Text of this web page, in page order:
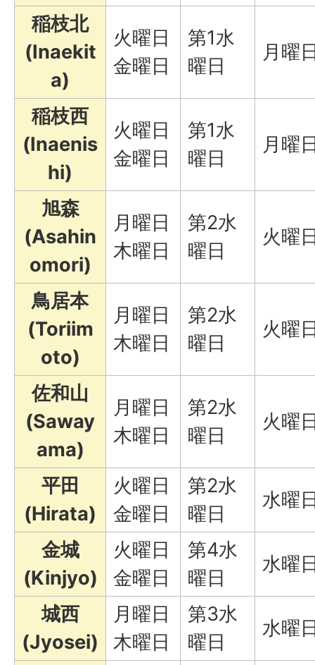
稲枝北
(Inaekit
a)
火曜日
金曜日
第1水
曜日
月曜
稲枝西
(Inaenis
hi)
火曜日
金曜日
第1水
曜日
月曜
旭森
(Asahin
omori)
月曜日
木曜日
第2水
曜日
火曜
鳥居本
(Toriim
oto)
月曜日
木曜日
第2水
曜日
火曜
佐和山
(Saway
ama)
月曜日
木曜日
第2水
曜日
火曜
平田
(Hirata)
火曜日
金曜日
第2水
曜日
水曜
金城
(Kinjyo)
火曜日
金曜日
第4水
曜日
水曜
城西
(Jyosei)
月曜日
木曜日
第3水
曜日
水曜